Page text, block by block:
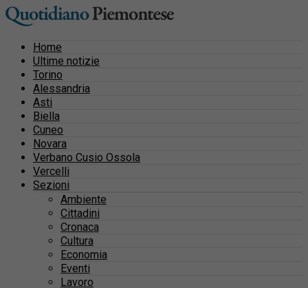
Home
Ultime notizie
Torino
Alessandria
Asti
Biella
Cuneo
Novara
Verbano Cusio Ossola
Vercelli
Sezioni
Ambiente
Cittadini
Cronaca
Cultura
Economia
Eventi
Lavoro